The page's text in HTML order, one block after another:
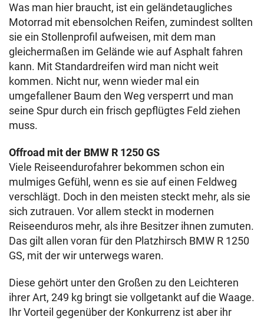
Was man hier braucht, ist ein geländetaugliches
Motorrad mit ebensolchen Reifen, zumindest sollten
sie ein Stollenprofil aufweisen, mit dem man
gleichermaßen im Gelände wie auf Asphalt fahren
kann. Mit Standardreifen wird man nicht weit
kommen. Nicht nur, wenn wieder mal ein
umgefallener Baum den Weg versperrt und man
seine Spur durch ein frisch gepflügtes Feld ziehen
muss.
Offroad mit der BMW R 1250 GS
Viele Reiseendurofahrer bekommen schon ein
mulmiges Gefühl, wenn es sie auf einen Feldweg
verschlägt. Doch in den meisten steckt mehr, als sie
sich zutrauen. Vor allem steckt in modernen
Reiseenduros mehr, als ihre Besitzer ihnen zumuten.
Das gilt allen voran für den Platzhirsch BMW R 1250
GS, mit der wir unterwegs waren.
Diese gehört unter den Großen zu den Leichteren
ihrer Art, 249 kg bringt sie vollgetankt auf die Waage.
Ihr Vorteil gegenüber der Konkurrenz ist aber ihr